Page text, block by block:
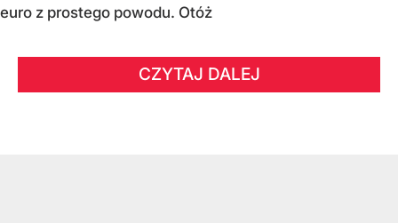
euro z prostego powodu. Otóż
CZYTAJ DALEJ